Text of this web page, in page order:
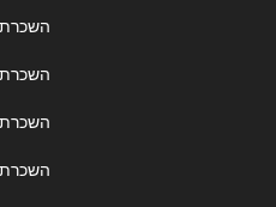
השכרת
השכרת
השכרת
השכרת